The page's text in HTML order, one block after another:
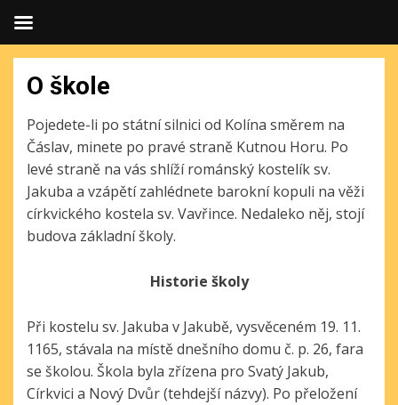
O škole
Pojedete-li po státní silnici od Kolína směrem na
Čáslav, minete po pravé straně Kutnou Horu. Po
levé straně na vás shlíží románský kostelík sv.
Jakuba a vzápětí zahlédnete barokní kopuli na věži
církvického kostela sv. Vavřince. Nedaleko něj, stojí
budova základní školy.
Historie školy
Při kostelu sv. Jakuba v Jakubě, vysvěceném 19. 11.
1165, stávala na místě dnešního domu č. p. 26, fara
se školou. Škola byla zřízena pro Svatý Jakub,
Církvici a Nový Dvůr (tehdejší názvy). Po přeložení